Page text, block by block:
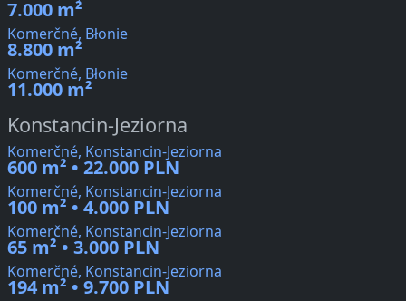
7.000 m²
Komerčné, Błonie
8.800 m²
Komerčné, Błonie
11.000 m²
Konstancin-Jeziorna
Komerčné, Konstancin-Jeziorna
600 m² • 22.000 PLN
Komerčné, Konstancin-Jeziorna
100 m² • 4.000 PLN
Komerčné, Konstancin-Jeziorna
65 m² • 3.000 PLN
Komerčné, Konstancin-Jeziorna
194 m² • 9.700 PLN